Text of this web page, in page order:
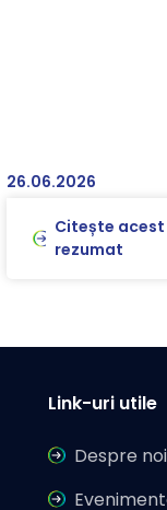
26.06.2026
Citește acest
rezumat
Link-uri utile
Despre noi